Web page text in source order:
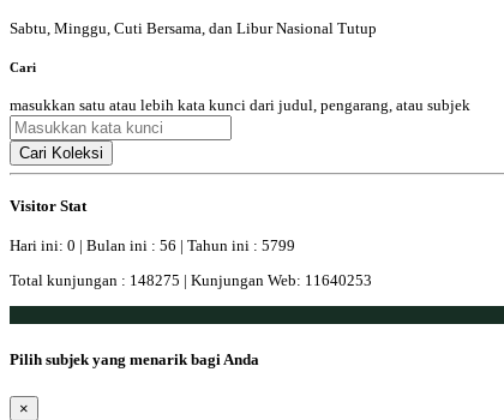
Sabtu, Minggu, Cuti Bersama, dan Libur Nasional Tutup
Cari
masukkan satu atau lebih kata kunci dari judul, pengarang, atau subjek
Cari Koleksi
Visitor Stat
Hari ini: 0 | Bulan ini : 56 | Tahun ini : 5799
Total kunjungan : 148275 | Kunjungan Web: 11640253
Pilih subjek yang menarik bagi Anda
×